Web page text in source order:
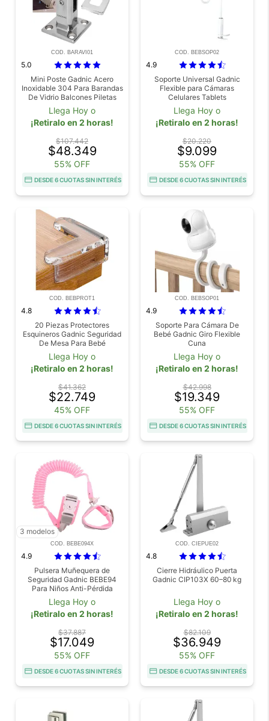
COD. BARAVI01
5.0
Mini Poste Gadnic Acero
Inoxidable 304 Para Barandas
De Vidrio Balcones Piletas
Escaleras
Llega Hoy o
¡Retiralo en 2 horas!
$107.442
$48.349
55% OFF
DESDE 6 CUOTAS SIN INTERÉS
COD. BEBSOP02
4.9
Soporte Universal Gadnic
Flexible para Cámaras
Celulares Tablets
Llega Hoy o
¡Retiralo en 2 horas!
$20.220
$9.099
55% OFF
DESDE 6 CUOTAS SIN INTERÉS
COD. BEBPROT1
4.8
20 Piezas Protectores
Esquineros Gadnic Seguridad
De Mesa Para Bebé
Llega Hoy o
¡Retiralo en 2 horas!
$41.362
$22.749
45% OFF
DESDE 6 CUOTAS SIN INTERÉS
COD. BEBSOP01
4.9
Soporte Para Cámara De
Bebé Gadnic Giro Flexible
Cuna
Llega Hoy o
¡Retiralo en 2 horas!
$42.998
$19.349
55% OFF
DESDE 6 CUOTAS SIN INTERÉS
3 modelos
COD. BEBE094X
4.9
Pulsera Muñequera de
Seguridad Gadnic BEBE94
Para Niños Anti-Pérdida
Llega Hoy o
¡Retiralo en 2 horas!
$37.887
$17.049
55% OFF
DESDE 6 CUOTAS SIN INTERÉS
COD. CIEPUE02
4.8
Cierre Hidráulico Puerta
Gadnic CIP103X 60–80 kg
Llega Hoy o
¡Retiralo en 2 horas!
$82.109
$36.949
55% OFF
DESDE 6 CUOTAS SIN INTERÉS